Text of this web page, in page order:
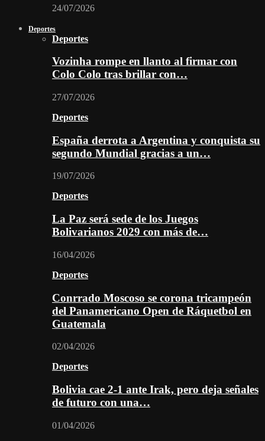
24/07/2026
Deportes
Deportes
Vozinha rompe en llanto al firmar con
Colo Colo tras brillar con…
27/07/2026
Deportes
España derrota a Argentina y conquista su
segundo Mundial gracias a un…
19/07/2026
Deportes
La Paz será sede de los Juegos
Bolivarianos 2029 con más de…
16/04/2026
Deportes
Conrrado Moscoso se corona tricampeón
del Panamericano Open de Ráquetbol en
Guatemala
02/04/2026
Deportes
Bolivia cae 2-1 ante Irak, pero deja señales
de futuro con una…
01/04/2026